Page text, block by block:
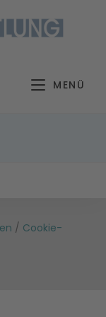
MENÜ
/ Cookie-